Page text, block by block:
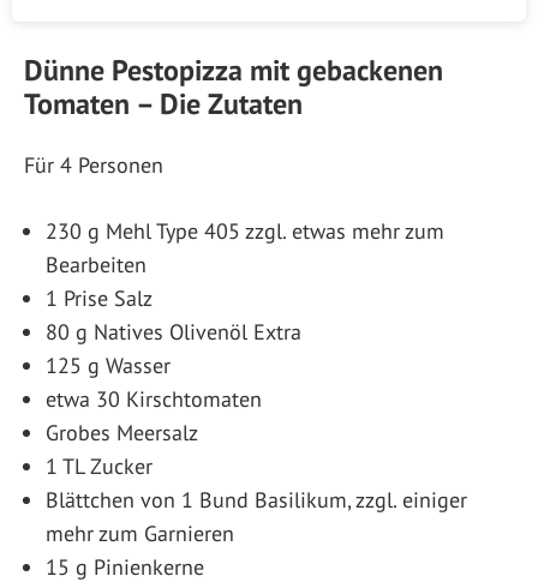
Dünne Pestopizza mit gebackenen
Tomaten – Die Zutaten
Für 4 Personen
230 g Mehl Type 405 zzgl. etwas mehr zum
Bearbeiten
1 Prise Salz
80 g Natives Olivenöl Extra
125 g Wasser
etwa 30 Kirschtomaten
Grobes Meersalz
1 TL Zucker
Blättchen von 1 Bund Basilikum, zzgl. einiger
mehr zum Garnieren
15 g Pinienkerne